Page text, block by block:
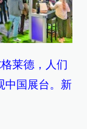
莱德，人们
中国展台。新